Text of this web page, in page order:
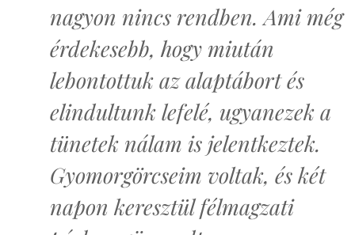
nagyon nincs rendben. Ami még
érdekesebb, hogy miután
lebontottuk az alaptábort és
elindultunk lefelé, ugyanezek a
tünetek nálam is jelentkeztek.
Gyomorgörcseim voltak, és két
napon keresztül félmagzati